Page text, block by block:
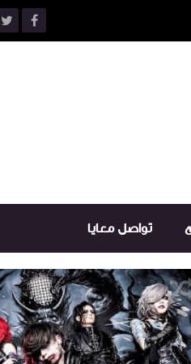
تواصل معايا